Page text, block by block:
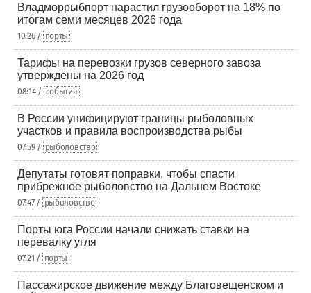
Владморрыбпорт нарастил грузооборот на 18% по
итогам семи месяцев 2026 года
10:26 / порты
Тарифы на перевозки грузов северного завоза
утверждены на 2026 год
08:14 / события
В России унифицируют границы рыболовных
участков и правила воспроизводства рыбы
07:59 / рыболовство
Депутаты готовят поправки, чтобы спасти
прибрежное рыболовство на Дальнем Востоке
07:47 / рыболовство
Порты юга России начали снижать ставки на
перевалку угля
07:21 / порты
Пассажирское движение между Благовещенском и